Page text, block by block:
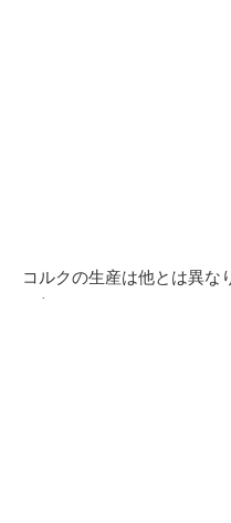
コルクの生産は他とは異
で行われている。コルク